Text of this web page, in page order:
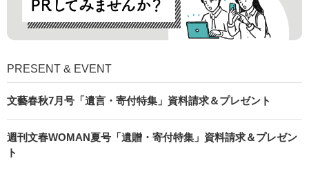
PRESENT & EVENT
文藝春秋7月号「遺言・寄付特集」資料請求＆プレゼント
週刊文春WOMAN夏号「遺贈・寄付特集」資料請求＆プレゼン
ト